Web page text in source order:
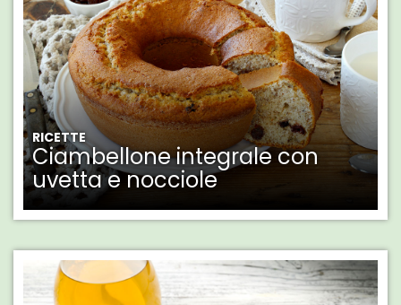
RICETTE
Ciambellone integrale con
uvetta e nocciole